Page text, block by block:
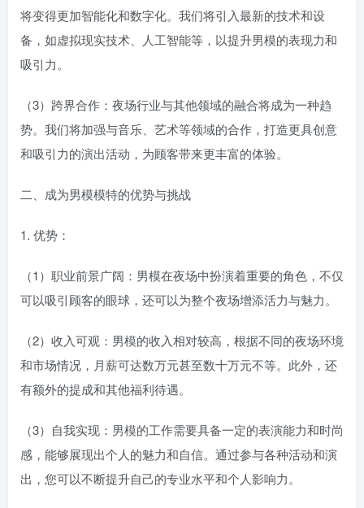
将变得更加智能化和数字化。我们将引入最新的技术和设
备，如虚拟现实技术、人工智能等，以提升男模的表现力和
吸引力。
（3）跨界合作：夜场行业与其他领域的融合将成为一种趋
势。我们将加强与音乐、艺术等领域的合作，打造更具创意
和吸引力的演出活动，为顾客带来更丰富的体验。
二、成为男模模特的优势与挑战
1. 优势：
（1）职业前景广阔：男模在夜场中扮演着重要的角色，不仅
可以吸引顾客的眼球，还可以为整个夜场增添活力与魅力。
（2）收入可观：男模的收入相对较高，根据不同的夜场环境
和市场情况，月薪可达数万元甚至数十万元不等。此外，还
有额外的提成和其他福利待遇。
（3）自我实现：男模的工作需要具备一定的表演能力和时尚
感，能够展现出个人的魅力和自信。通过参与各种活动和演
出，您可以不断提升自己的专业水平和个人影响力。